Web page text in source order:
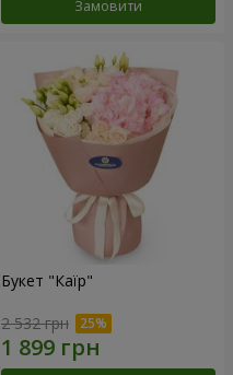
Замовити
Букет "Каїр"
2 532 грн